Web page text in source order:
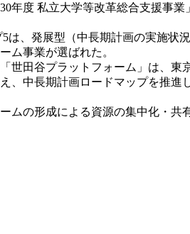
年度 私立大学等改革総合支援事
、発展型（中長期計画の実施
ム事業が選ばれた。
田谷プラットフォーム」は、東
中長期計画ロードマップを推進
ムの形成による資源の集中化・